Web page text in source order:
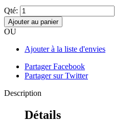
Qté:
Ajouter au panier
OU
Ajouter à la liste d'envies
Partager Facebook
Partager sur Twitter
Description
Détails